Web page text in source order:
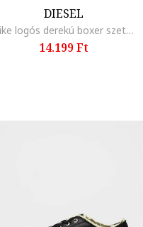
DIESEL
Mike logós derekú boxer szett - 3 db, Fekete/Sötétkék
14.199 Ft